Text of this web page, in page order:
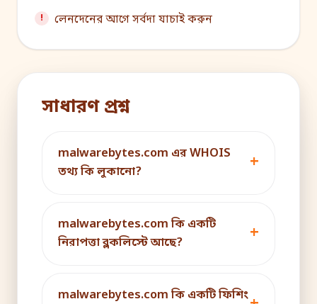
লেনদেনের আগে সর্বদা যাচাই করুন
সাধারণ প্রশ্ন
malwarebytes.com এর WHOIS
তথ্য কি লুকানো?
malwarebytes.com কি একটি
নিরাপত্তা ব্লকলিস্টে আছে?
malwarebytes.com কি একটি ফিশিং